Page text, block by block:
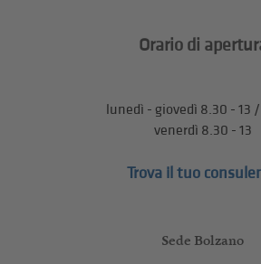
Orario di
lunedì - giovedì 8.30 - 13 /
venerdì 8.30 - 13
Trova il tuo
Sede Bolzano